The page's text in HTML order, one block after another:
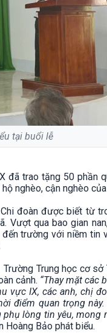
tại buổi lễ
đã trao tặng 50 phần
nghèo, cận nghèo của
đoàn được biết từ
Vượt qua bao gian
trường với niềm tin
Trung học cơ sở
cảnh. “Thay mặt các
vực IX, các anh, chị
điểm quan trọng
lòng tin yêu, mong
Hoàng Bảo phát biểu.